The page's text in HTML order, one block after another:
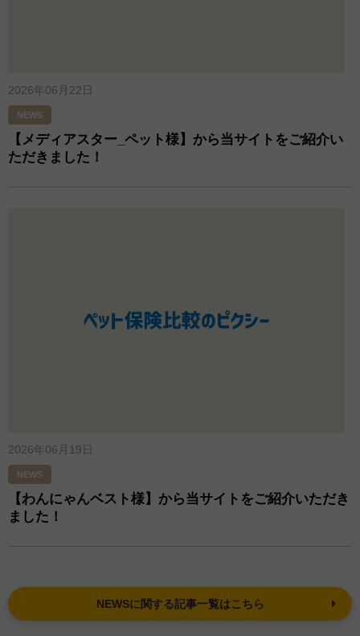
2026年06月22日
NEWS
【メディアスター_ペット様】から当サイトをご紹介い
ただきました！
2026年06月19日
NEWS
【わんにゃんベスト様】から当サイトをご紹介いただき
ました！
NEWSに関する記事一覧はこちら